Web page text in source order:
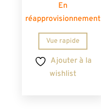
En
réapprovisionnement
Vue rapide
Ajouter à la
wishlist